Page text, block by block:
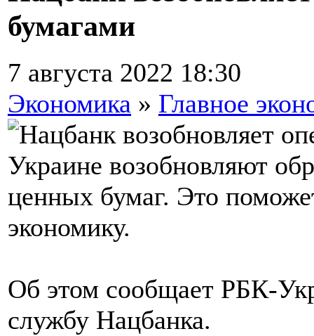
бумагами
7 августа 2022 18:30
Экономика » Главное
Украине возобновляют
ценных бумаг. Это
экономику.
Об этом сообщает РБК-
службу Нацбанка.